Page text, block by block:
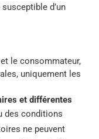
d’un
le consommateur,
uniquement les
et différentes
des conditions
ne peuvent